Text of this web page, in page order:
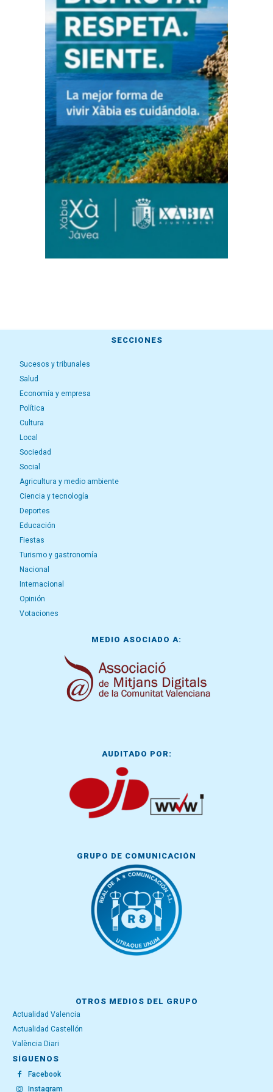
SECCIONES
Sucesos y tribunales
Salud
Economía y empresa
Política
Cultura
Local
Sociedad
Social
Agricultura y medio ambiente
Ciencia y tecnología
Deportes
Educación
Fiestas
Turismo y gastronomía
Nacional
Internacional
Opinión
Votaciones
MEDIO ASOCIADO A:
AUDITADO POR:
GRUPO DE COMUNICACIÓN
OTROS MEDIOS DEL GRUPO
Actualidad Valencia
Actualidad Castellón
València Diari
SÍGUENOS
Facebook
Instagram